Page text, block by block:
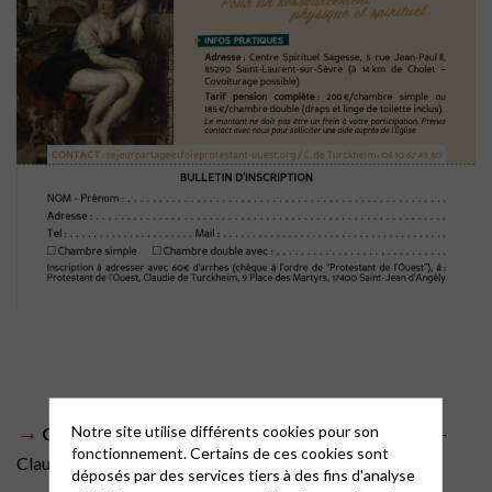
→ Contact: sejourpartageetfoi@protestant-ouest.org
–
Claudie de Turckheim : 06.10.67.45.40.
Notre site utilise différents cookies pour son
fonctionnement. Certains de ces cookies sont
déposés par des services tiers à des fins d'analyse